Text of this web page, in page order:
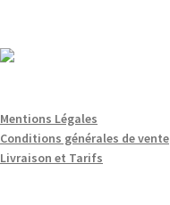
Mentions Légales
Conditions générales de vente
Livraison et Tarifs